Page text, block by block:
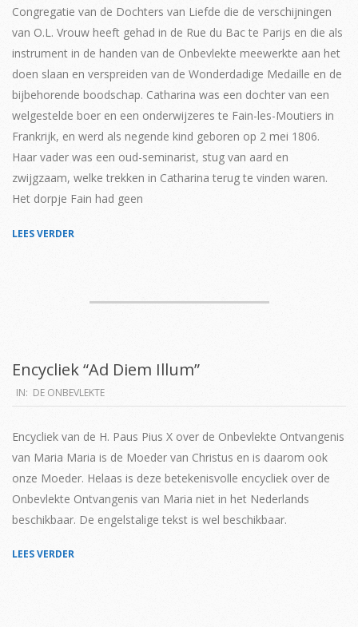
Congregatie van de Dochters van Liefde die de verschijningen
van O.L. Vrouw heeft gehad in de Rue du Bac te Parijs en die als
instrument in de handen van de Onbevlekte meewerkte aan het
doen slaan en verspreiden van de Wonderdadige Medaille en de
bijbehorende boodschap. Catharina was een dochter van een
welgestelde boer en een onderwijzeres te Fain-les-Moutiers in
Frankrijk, en werd als negende kind geboren op 2 mei 1806.
Haar vader was een oud-seminarist, stug van aard en
zwijgzaam, welke trekken in Catharina terug te vinden waren.
Het dorpje Fain had geen
LEES VERDER
Encycliek “Ad Diem Illum”
2019-
04-
13
IN: DE ONBEVLEKTE
Encycliek van de H. Paus Pius X over de Onbevlekte Ontvangenis
van Maria Maria is de Moeder van Christus en is daarom ook
onze Moeder. Helaas is deze betekenisvolle encycliek over de
Onbevlekte Ontvangenis van Maria niet in het Nederlands
beschikbaar. De engelstalige tekst is wel beschikbaar.
LEES VERDER